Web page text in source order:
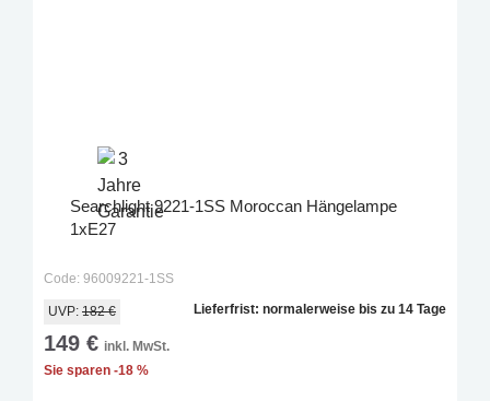
Searchlight 9221-1SS Moroccan Hängelampe
1xE27
Code: 96009221-1SS
UVP: 182 €
149 € inkl. MwSt.
Sie sparen -18 %
Lieferfrist: normalerweise bis zu 14 Tage